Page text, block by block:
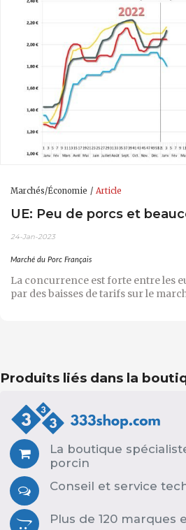
Marchés/Économie Article
UE: Peu de porcs et
24-Jan-2023
Marché du Porc Français
La concurrence est forte entre les
par des baisses de tarifs sur le
Produits liés dans la
La boutique
porcin
Conseil et service
Plus de 120 marques